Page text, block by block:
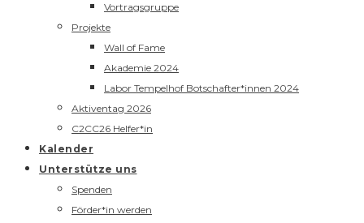
Vortragsgruppe
Projekte
Wall of Fame
Akademie 2024
Labor Tempelhof Botschafter*innen 2024
Aktiventag 2026
C2CC26 Helfer*in
Kalender
Unterstütze uns
Spenden
Förder*in werden